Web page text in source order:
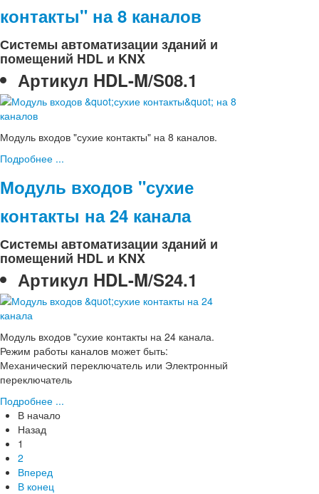
контакты" на 8 каналов
Системы автоматизации зданий и
помещений HDL и KNX
Артикул HDL-M/S08.1
Модуль входов "сухие контакты" на 8 каналов.
Подробнее ...
Модуль входов "сухие
контакты на 24 канала
Системы автоматизации зданий и
помещений HDL и KNX
Артикул HDL-M/S24.1
Модуль входов "сухие контакты на 24 канала.
Режим работы каналов может быть:
Механический переключатель или Электронный
переключатель
Подробнее ...
В начало
Назад
1
2
Вперед
В конец